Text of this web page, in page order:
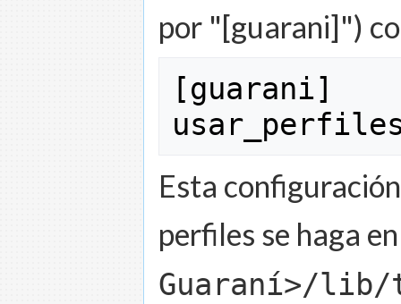
por "[guarani]")
[guarani]
Esta
perfiles se haga
Guaraní>/